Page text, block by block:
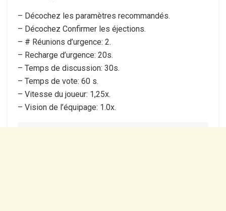
– Décochez les paramètres recommandés.
– Décochez Confirmer les éjections.
– # Réunions d’urgence: 2.
– Recharge d’urgence: 20s.
– Temps de discussion: 30s.
– Temps de vote: 60 s.
– Vitesse du joueur: 1,25x.
– Vision de l’équipage: 1.0x.